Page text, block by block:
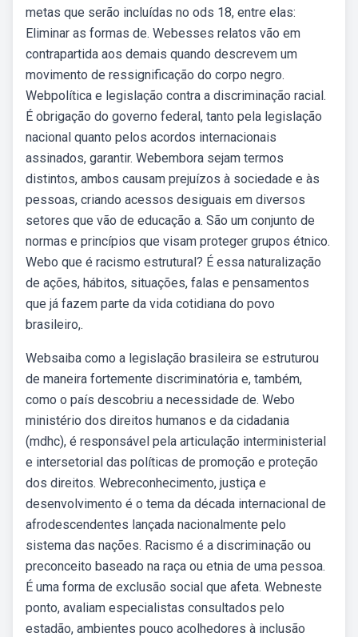
metas que serão incluídas no ods 18, entre elas:
Eliminar as formas de. Webesses relatos vão em
contrapartida aos demais quando descrevem um
movimento de ressignificação do corpo negro.
Webpolítica e legislação contra a discriminação racial.
É obrigação do governo federal, tanto pela legislação
nacional quanto pelos acordos internacionais
assinados, garantir. Webembora sejam termos
distintos, ambos causam prejuízos à sociedade e às
pessoas, criando acessos desiguais em diversos
setores que vão de educação a. São um conjunto de
normas e princípios que visam proteger grupos étnico.
Webo que é racismo estrutural? É essa naturalização
de ações, hábitos, situações, falas e pensamentos
que já fazem parte da vida cotidiana do povo
brasileiro,.
Websaiba como a legislação brasileira se estruturou
de maneira fortemente discriminatória e, também,
como o país descobriu a necessidade de. Webo
ministério dos direitos humanos e da cidadania
(mdhc), é responsável pela articulação interministerial
e intersetorial das políticas de promoção e proteção
dos direitos. Webreconhecimento, justiça e
desenvolvimento é o tema da década internacional de
afrodescendentes lançada nacionalmente pelo
sistema das nações. Racismo é a discriminação ou
preconceito baseado na raça ou etnia de uma pessoa.
É uma forma de exclusão social que afeta. Webneste
ponto, avaliam especialistas consultados pelo
estadão, ambientes pouco acolhedores à inclusão